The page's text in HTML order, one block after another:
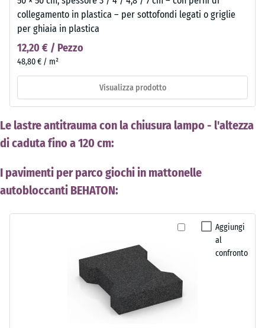
collegamento in plastica – per sottofondi legati o griglie
per ghiaia in plastica
12,20 € / Pezzo
48,80 € / m²
Visualizza prodotto
Le lastre antitrauma con la chiusura lampo - l'altezza
di caduta fino a 120 cm:
I pavimenti per parco giochi in mattonelle
autobloccanti BEHATON:
Aggiungi
al
confronto